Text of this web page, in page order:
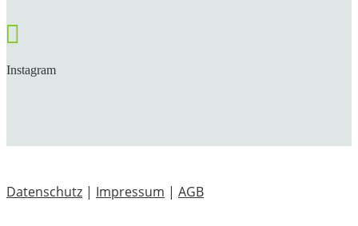

Instagram
Datenschutz | Impressum | AGB